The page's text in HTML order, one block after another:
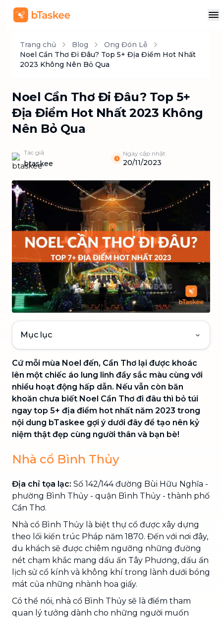
Trang chủ Blog
Ong Đón Lễ
Noel Cần Thơ Đi Đâu? Top 5+ Địa Điểm Hot Nhất
2023 Không Nên Bỏ Qua
Noel Cần Thơ Đi Đâu? Top 5+
Địa Điểm Hot Nhất 2023 Không
Nên Bỏ Qua
Tác giả
btaskee
Ngày cập nhật
20/11/2023
Mục lục
Cứ mỗi mùa Noel đến, Cần Thơ lại được khoác
lên một chiếc áo lung linh đầy sắc màu cùng với
nhiều hoạt động hấp dẫn. Nếu vẫn còn băn
khoăn chưa biết Noel Cần Thơ đi đâu thì bỏ túi
ngay top 5+ địa điểm hot nhất năm 2023 trong
nội dung bTaskee gợi ý dưới đây để tạo nên kỷ
niệm thật đẹp cùng người thân và bạn bè!
Nhà cổ Bình Thủy
Địa chỉ tọa lạc: Số 142/144 đường Bùi Hữu Nghĩa -
phường Bình Thủy - quận Bình Thủy - thành phố
Cần Thơ.
Nhà cổ Bình Thủy là biệt thự cổ được xây dựng
theo lối kiến trúc Pháp năm 1870. Đến với nơi đây,
du khách sẽ được chiêm ngưỡng những đường
nét chạm khắc mang dấu ấn Tây Phương, dấu ấn
lịch sử cổ kính và không khí trong lành dưới bóng
mát của những nhành hoa giấy.
Có thể nói, nhà cổ Bình Thủy sẽ là điểm tham
quan lý tưởng dành cho những người muốn